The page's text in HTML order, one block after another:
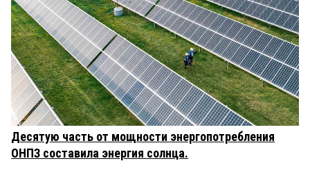
Десятую часть от мощности энергопотребления
ОНПЗ составила энергия солнца.